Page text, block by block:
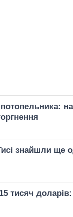
знайшли ще
тисяч